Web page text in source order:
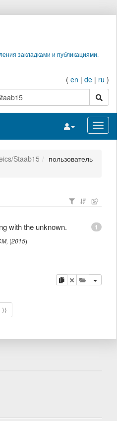
закладками и публикациями.
( en | de | ru )
поиск
Переключить
Staab15
пользователь
1
with the unknown.
, (2015)
копировать
удалитьдобавить
⟩⟩